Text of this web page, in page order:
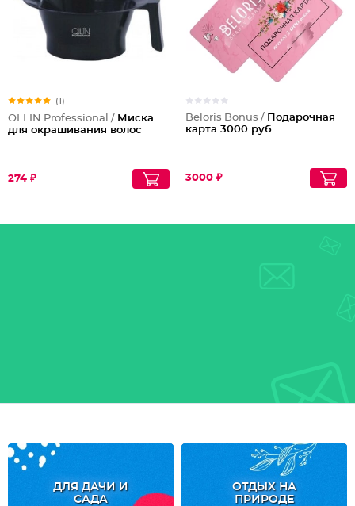
(1)
OLLIN Professional / Миска
для окрашивания волос
274 ₽
Beloris Bonus / Подарочная
карта 3000 руб
3000 ₽
ДЛЯ ДАЧИ И
САДА
ОТДЫХ НА
ПРИРОДЕ